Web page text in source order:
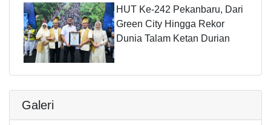
HUT Ke-242 Pekanbaru, Dari
Green City Hingga Rekor
Dunia Talam Ketan Durian
Galeri